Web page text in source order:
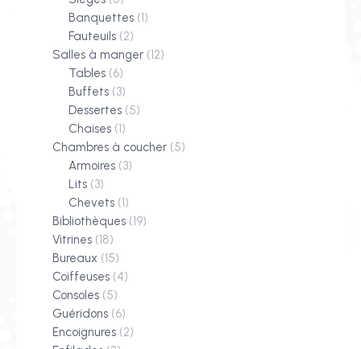
Banquettes (1)
Fauteuils (2)
Salles à manger (12)
Tables (6)
Buffets (3)
Dessertes (5)
Chaises (1)
Chambres à coucher (5)
Armoires (3)
Lits (3)
Chevets (1)
Bibliothèques (19)
Vitrines (18)
Bureaux (15)
Coiffeuses (4)
Consoles (5)
Guéridons (6)
Encoignures (2)